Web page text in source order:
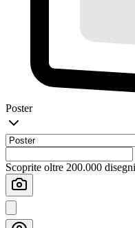
Poster
Scoprite oltre 200.000